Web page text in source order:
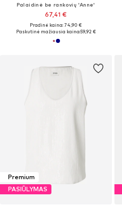
Palaidinė be rankovių 'Anne'
67,41 €
Pradinė kaina: 74,90 €
Paskutinė mažiausia kaina:59,92 €
Premium
PASIŪLYMAS